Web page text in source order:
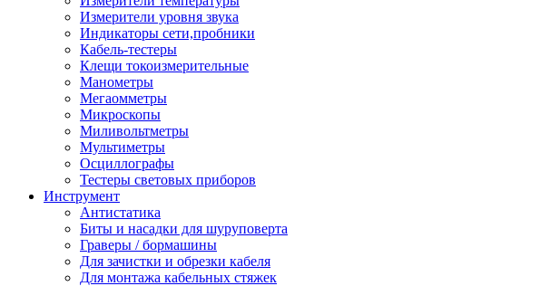
Измерители уровня звука
Индикаторы сети,пробники
Кабель-тестеры
Клещи токоизмерительные
Манометры
Мегаомметры
Микроскопы
Миливольтметры
Мультиметры
Осциллографы
Тестеры световых приборов
Инструмент
Антистатика
Биты и насадки для шуруповерта
Граверы / бормашины
Для зачистки и обрезки кабеля
Для монтажа кабельных стяжек